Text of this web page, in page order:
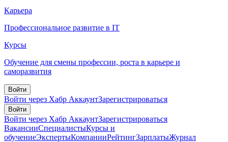
Карьера
Профессиональное развитие в IT
Курсы
Обучение для смены профессии, роста в карьере и
саморазвития
Войти
Войти через Хабр АккаунтЗарегистрироваться
Войти
Войти через Хабр АккаунтЗарегистрироваться
ВакансииСпециалистыКурсы и
обучениеЭкспертыКомпанииРейтингЗарплатыЖурнал